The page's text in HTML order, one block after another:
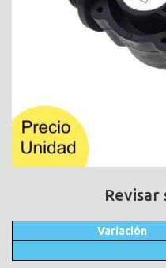
Revisar
Variación